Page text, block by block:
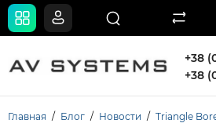
+38
+38
Главная Блог Новости Triangle